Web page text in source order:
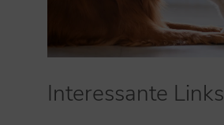
Interessante Links